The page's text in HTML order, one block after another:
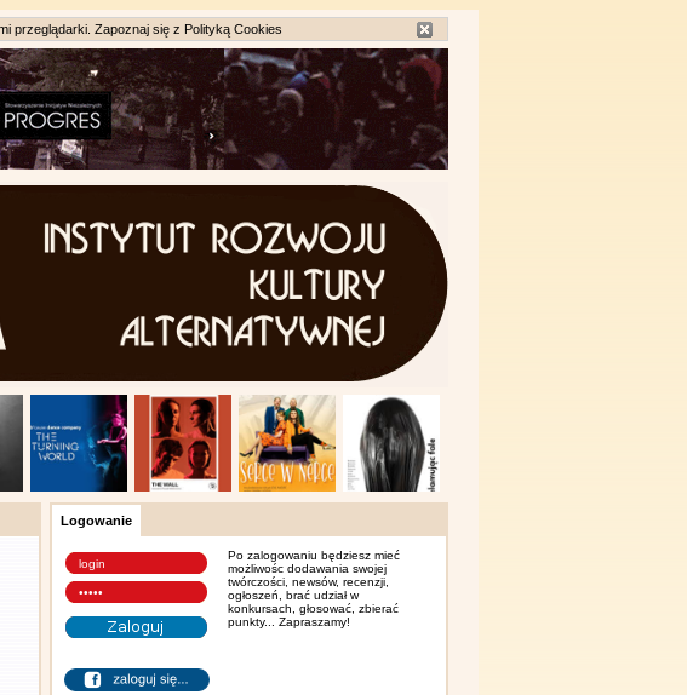
przeglądarki. Zapoznaj się z Polityką Cookies
Logowanie
Po zalogowaniu będziesz mieć
możliwośc dodawania swojej
twórczości, newsów, recenzji,
ogłoszeń, brać udział w
konkursach, głosować, zbierać
punkty... Zapraszamy!